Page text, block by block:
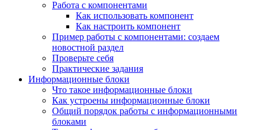
Работа с компонентами
Как использовать компонент
Как настроить компонент
Пример работы с компонентами: создаем
новостной раздел
Проверьте себя
Практические задания
Информационные блоки
Что такое информационные блоки
Как устроены информационные блоки
Общий порядок работы с информационными
блоками